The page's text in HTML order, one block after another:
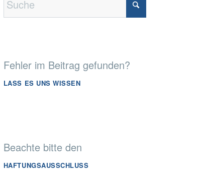
Fehler im Beitrag gefunden?
LASS ES UNS WISSEN
Beachte bitte den
HAFTUNGSAUSSCHLUSS